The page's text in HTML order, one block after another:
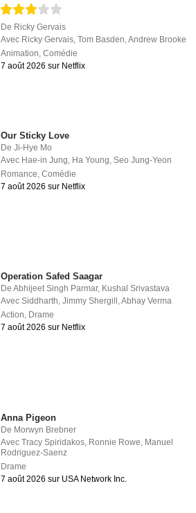
De Ricky Gervais
Avec Ricky Gervais,Tom Basden,Andrew Brooke
Animation,Comédie
7 août 2026 sur Netflix
Our Sticky Love
DeJi-Hye Mo
Avec Hae-in Jung, Ha Young,Seo Jung-Yeon
Romance,Comédie
7 août 2026 sur Netflix
Operation Safed Saagar
DeAbhijeet Singh Parmar, Kushal Srivastava
AvecSiddharth,Jimmy Shergill ,Abhay Verma
Action, Drame
7 août 2026 sur Netflix
Anna Pigeon
De Morwyn Brebner
AvecTracy Spiridakos Ronnie Rowe Manuel
Rodriguez-Saenz
Drame
7 août 2026 sur USA Network Inc.